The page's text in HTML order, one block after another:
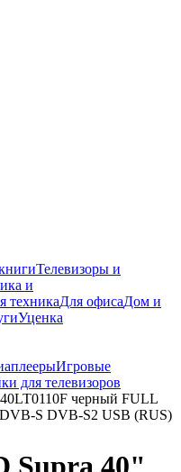
Телевизоры и
и
техникаДля офисаДом и
Уценка
Игровые
для телевизоров
черный FULL
S DVB-S2 USB (RUS)